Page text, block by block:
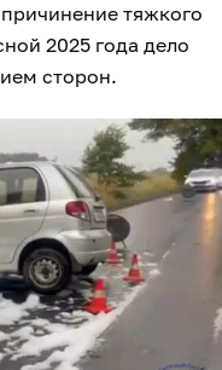
тяжкого
2025 года дело
сторон.